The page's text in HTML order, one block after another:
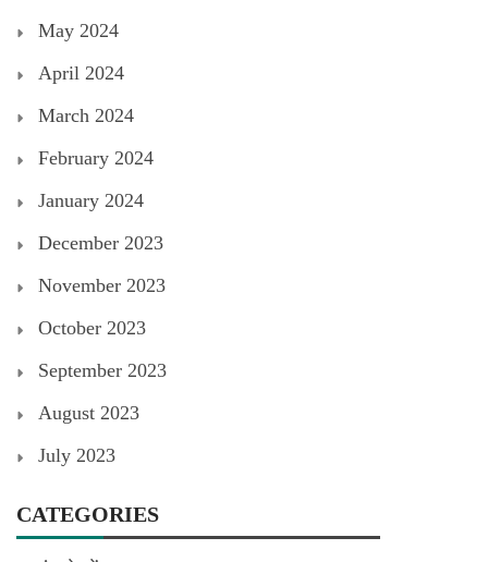
May 2024
April 2024
March 2024
February 2024
January 2024
December 2023
November 2023
October 2023
September 2023
August 2023
July 2023
CATEGORIES